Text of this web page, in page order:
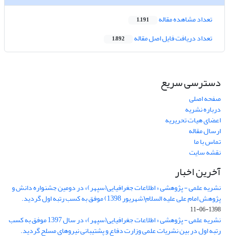
تعداد مشاهده مقاله 1,191
تعداد دریافت فایل اصل مقاله 1,892
دسترسی سریع
صفحه اصلی
درباره نشریه
اعضای هیات تحریریه
ارسال مقاله
تماس با ما
نقشه سایت
آخرین اخبار
نشریه علمی - پژوهشی « اطلاعات جغرافیایی(سپهر)» در دومین جشنواره دانش و
پژوهش امام علی علیه السلام(شهریور 1398) موفق به کسب رتبه اول گردید.
1398-06-11
نشریه علمی - پژوهشی « اطلاعات جغرافیایی(سپهر)» در سال 1397 موفق به کسب
رتبه اول در بین نشریات علمی وزارت دفاع و پشتیبانی نیروهای مسلح گردید.